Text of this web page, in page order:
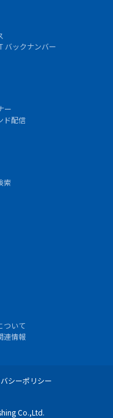
バックナンバー
ー
ド配信
索
ついて
連情報
シーポリシー
Co.,Ltd.